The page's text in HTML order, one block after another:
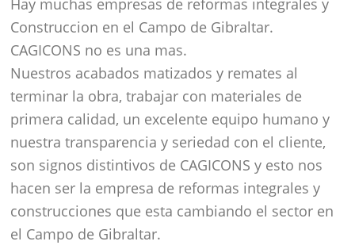
Construccion en el Campo de Gibraltar.
CAGICONS no es una mas.
Nuestros acabados matizados y remates al
terminar la obra, trabajar con materiales de
primera calidad, un excelente equipo humano y
nuestra transparencia y seriedad con el cliente,
son signos distintivos de CAGICONS y esto nos
hacen ser la empresa de reformas integrales y
construcciones que esta cambiando el sector en
el Campo de Gibraltar.